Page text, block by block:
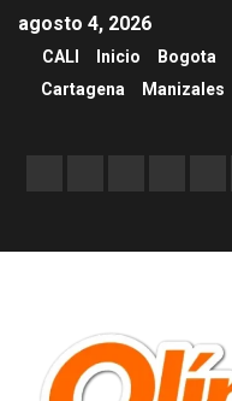
agosto 4, 2026
CALI Inicio Bogota
Cartagena
Manizales